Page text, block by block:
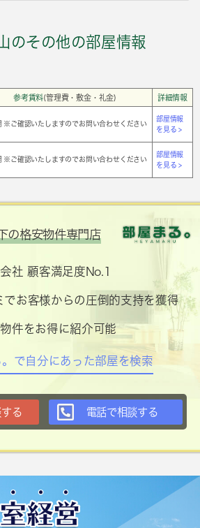
のその他の部屋情報
参考賃料(管理費・敷金・礼金) 詳細情報
※ご確認いたしますのでお問い合わせください
部屋情報
を見る >
※ご確認いたしますのでお問い合わせください
部屋情報
を見る >
の格安物件専門店
社 顧客満足度No.1
でお客様からの圧倒的支持を獲得
件をお得に紹介可能
で自分にあった部屋を検索
る 電話で相談する